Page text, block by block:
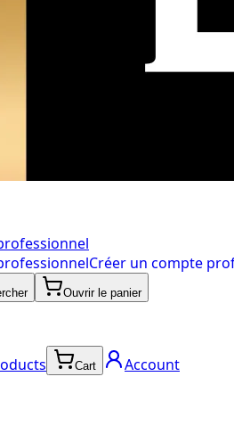
Créer un compte
Ouvrir le panier
Cart
Account